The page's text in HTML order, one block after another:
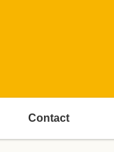
Contact